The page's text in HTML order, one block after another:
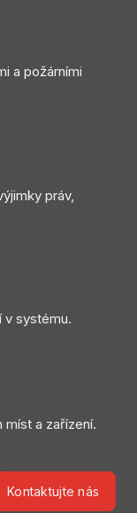
a požárními
práv,
v systému.
a zařízení.
Kontaktujte nás